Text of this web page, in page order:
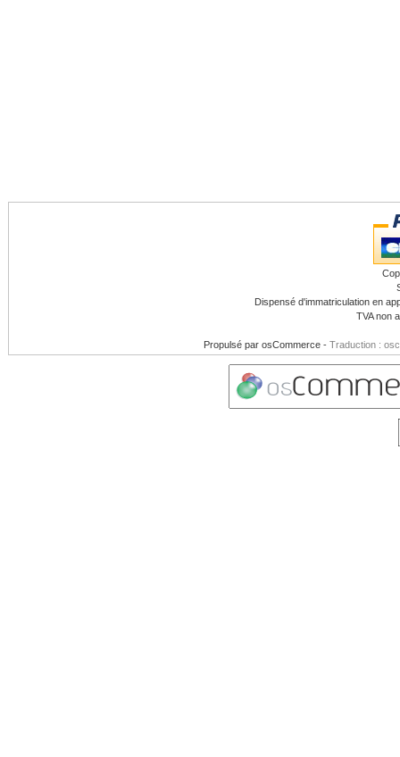
Dispensé d'immatriculation en
TVA non
Propulsé par osCommerce - Traduction :